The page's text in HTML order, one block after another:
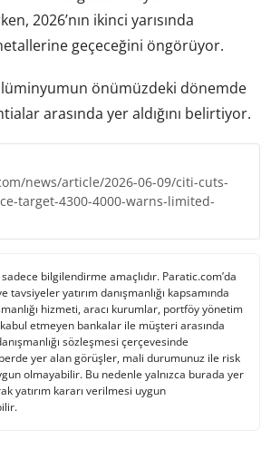
2026’nın ikinci yarısında
geçeceğini öngörüyor.
önümüzdeki dönemde
arasında yer aldığını belirtiyor.
news/article/2026-06-09/citi-cuts-
target-4300-4000-warns-limited-
bilgilendirme amaçlıdır. Paratic.com’da
yatırım danışmanlığı kapsamında
hizmeti, aracı kurumlar, portföy yönetim
etmeyen bankalar ile müşteri arasında
sözleşmesi çerçevesinde
yer alan görüşler, mali durumunuz ile risk
olmayabilir. Bu nedenle yalnızca burada yer
yatırım kararı verilmesi uygun